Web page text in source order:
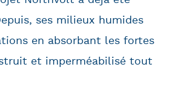
ses milieux humides
en absorbant les fortes
et imperméabilisé tout